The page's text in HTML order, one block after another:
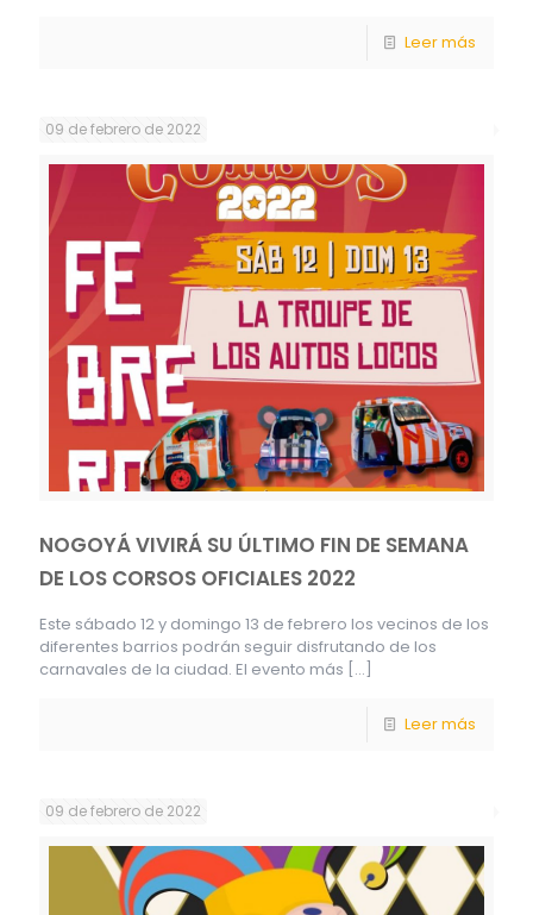
Leer más
09 de febrero de 2022
NOGOYÁ VIVIRÁ SU ÚLTIMO FIN DE SEMANA
DE LOS CORSOS OFICIALES 2022
Este sábado 12 y domingo 13 de febrero los vecinos de los
diferentes barrios podrán seguir disfrutando de los
carnavales de la ciudad. El evento más […]
Leer más
09 de febrero de 2022